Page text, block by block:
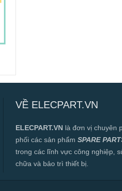
VỀ ELECPART.VN
ELECPART.VN là đơn vị chuyên
phối các sản phẩm SPARE
trong các lĩnh vực công nghiệp,
chữa và bảo trì thiết bị.